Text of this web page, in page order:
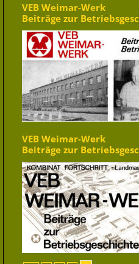
VEB Weimar-Werk
Beiträge zur
VEB Weimar-Werk
Beiträge zur